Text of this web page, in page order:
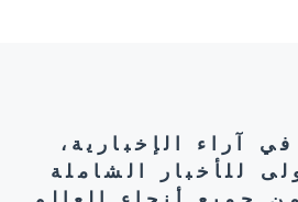
آراء الإخبارية،
للأخبار الشاملة